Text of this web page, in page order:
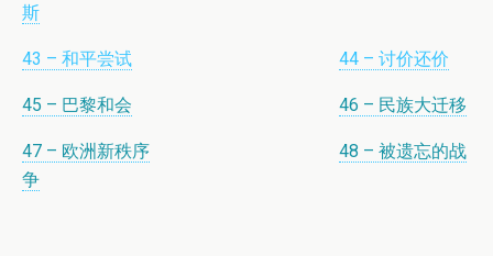
斯
43 – 和平尝试 44 – 讨价还价
45 – 巴黎和会 46 – 民族大迁移
47 – 欧洲新秩序
48 – 被遗忘的战
争